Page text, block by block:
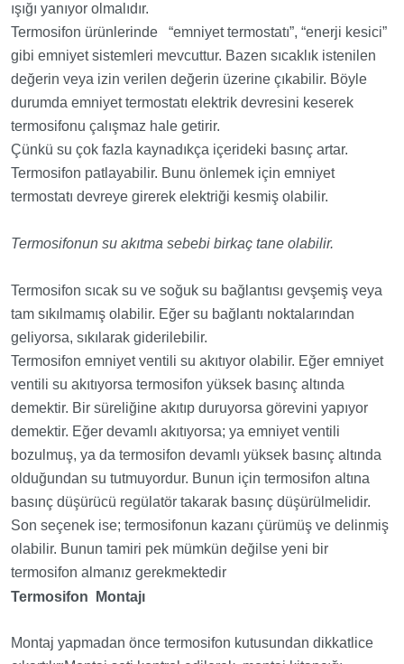
ışığı yanıyor olmalıdır.
Termosifon ürünlerinde “emniyet termostatı”, “enerji kesici”
gibi emniyet sistemleri mevcuttur. Bazen sıcaklık istenilen
değerin veya izin verilen değerin üzerine çıkabilir. Böyle
durumda emniyet termostatı elektrik devresini keserek
termosifonu çalışmaz hale getirir.
Çünkü su çok fazla kaynadıkça içerideki basınç artar.
Termosifon patlayabilir. Bunu önlemek için emniyet
termostatı devreye girerek elektriği kesmiş olabilir.
Termosifonun su akıtma sebebi birkaç tane olabilir.
Termosifon sıcak su ve soğuk su bağlantısı gevşemiş veya
tam sıkılmamış olabilir. Eğer su bağlantı noktalarından
geliyorsa, sıkılarak giderilebilir.
Termosifon emniyet ventili su akıtıyor olabilir. Eğer emniyet
ventili su akıtıyorsa termosifon yüksek basınç altında
demektir. Bir süreliğine akıtıp duruyorsa görevini yapıyor
demektir. Eğer devamlı akıtıyorsa; ya emniyet ventili
bozulmuş, ya da termosifon devamlı yüksek basınç altında
olduğundan su tutmuyordur. Bunun için termosifon altına
basınç düşürücü regülatör takarak basınç düşürülmelidir.
Son seçenek ise; termosifonun kazanı çürümüş ve delinmiş
olabilir. Bunun tamiri pek mümkün değilse yeni bir
termosifon almanız gerekmektedir
Termosifon Montajı
Montaj yapmadan önce termosifon kutusundan dikkatlice